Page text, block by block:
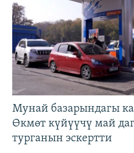
Мунай базарындагы
Өкмөт күйүүчү май
турганын эскертти